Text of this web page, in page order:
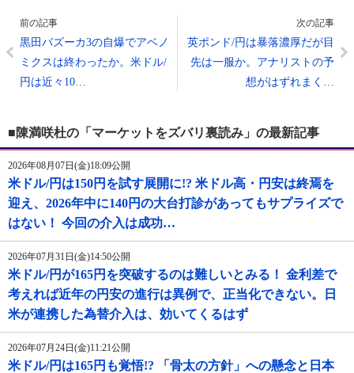
前の記事
黒田バズーカ3の自爆でアベノ
ミクスは終わったか。米ドル/
円は近々10…
次の記事
英ポンド/円は暴落濃厚だが目
先は一服か。アナリストの予
想がはずれまく…
■陳満咲杜の「マーケットをズバリ裏読み」の最新記事
2026年08月07日(金)18:09公開
米ドル/円は150円を試す展開に!? 米ドル高・円安は終焉を
迎え、2026年中に140円の大台打診があってもサプライズで
はない！ 今回の介入は成功…
2026年07月31日(金)14:50公開
米ドル/円が165円を突破するのは難しいとみる！ 金利差で
考えれば近年の円安の進行は異例で、正当化できない。日
米が連携した為替介入は、効いてくるはず
2026年07月24日(金)11:21公開
米ドル/円は165円も覚悟!? 「骨太の方針」への懸念と日本